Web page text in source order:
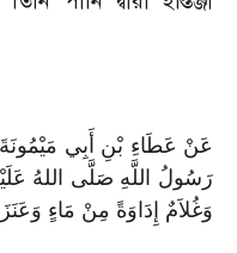
عَنْ عَطَاءِ بْنِ أَبِي
رَسُولُ اللَّهِ صَلَّى اللهُ
وَغُلاَمٌ إِدَاوَةً مِنْ مَاءٍ